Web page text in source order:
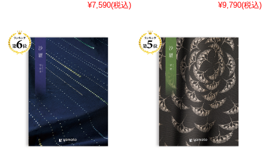
¥7,590(税込)
¥9,790(税込)